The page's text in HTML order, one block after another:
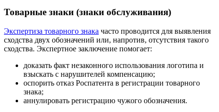
Товарные знаки (знаки обслуживания)
Экспертиза товарного знака часто проводится для выявления
сходства двух обозначений или, напротив, отсутствия такого
сходства. Экспертное заключение помогает:
доказать факт незаконного использования логотипа и
взыскать с нарушителей компенсацию;
оспорить отказ Роспатента в регистрации товарного
знака;
аннулировать регистрацию чужого обозначения.